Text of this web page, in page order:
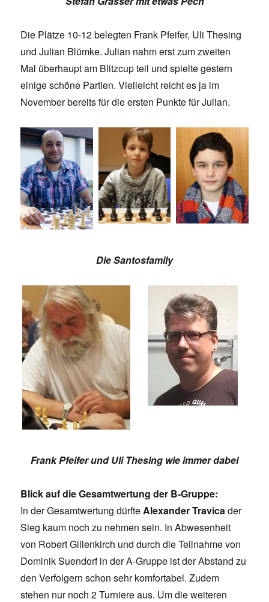
Die Plätze 10-12 belegten Frank Pfeifer, Uli Thesing
und Julian Blümke. Julian nahm erst zum zweiten
Mal überhaupt am Blitzcup teil und spielte gestern
einige schöne Partien. Vielleicht reicht es ja im
November bereits für die ersten Punkte für Julian.
Die Santosfamily
Frank Pfeifer und Uli Thesing wie immer dabei
Blick auf die Gesamtwertung der B-Gruppe:
In der Gesamtwertung dürfteAlexander Travicader
Sieg kaum noch zu nehmen sein. In Abwesenheit
von Robert Gillenkirch und durch die Teilnahme von
Dominik Suendorf in der A-Gruppe ist der Abstand zu
den Verfolgern schon sehr komfortabel. Zudem
stehen nur noch 2 Turniere aus. Um die weiteren